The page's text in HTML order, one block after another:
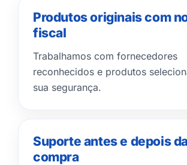
Produtos originais com
fiscal
Trabalhamos com fornecedores
reconhecidos e produtos
sua segurança.
Suporte antes e depois
compra